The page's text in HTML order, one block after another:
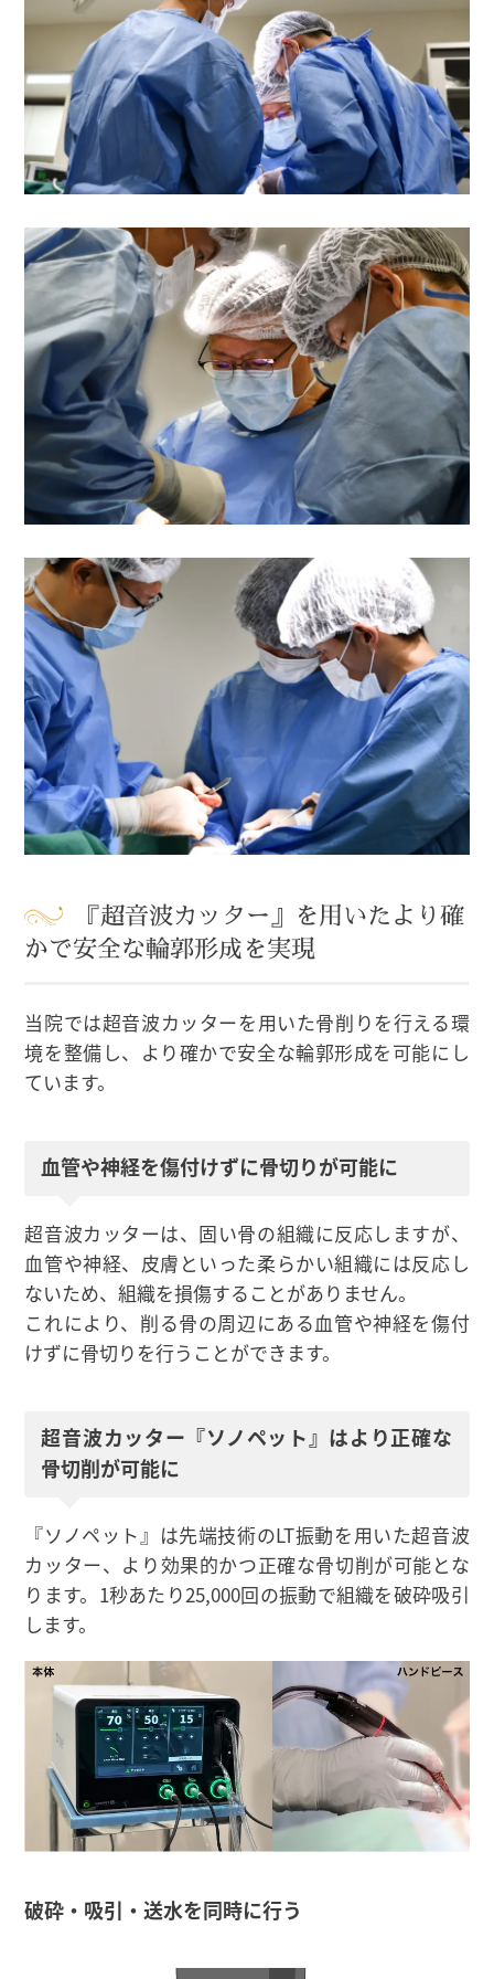
『超音波カッター』を用いたより確
かで安全な輪郭形成を実現
当院では超音波カッターを用いた骨削りを行える環
境を整備し、より確かで安全な輪郭形成を可能にし
ています。
血管や神経を傷付けずに骨切りが可能に
超音波カッターは、固い骨の組織に反応しますが、
血管や神経、皮膚といった柔らかい組織には反応し
ないため、組織を損傷することがありません。
これにより、削る骨の周辺にある血管や神経を傷付
けずに骨切りを行うことができます。
超音波カッター『ソノペット』はより正確な
骨切削が可能に
『ソノペット』は先端技術のLT振動を用いた超音波
カッター、より効果的かつ正確な骨切削が可能とな
ります。1秒あたり25,000回の振動で組織を破砕吸引
します。
破砕・吸引・送水を同時に行う